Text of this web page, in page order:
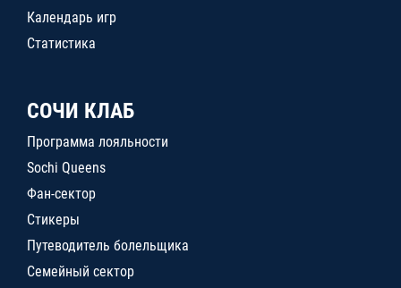
Календарь игр
Статистика
СОЧИ КЛАБ
Программа лояльности
Sochi Queens
Фан-сектор
Стикеры
Путеводитель болельщика
Семейный сектор